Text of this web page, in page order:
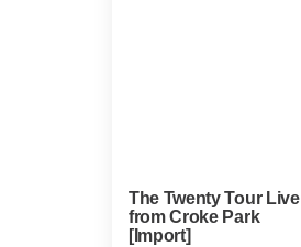
The Twenty Tour Live
from Croke Park
[Import]